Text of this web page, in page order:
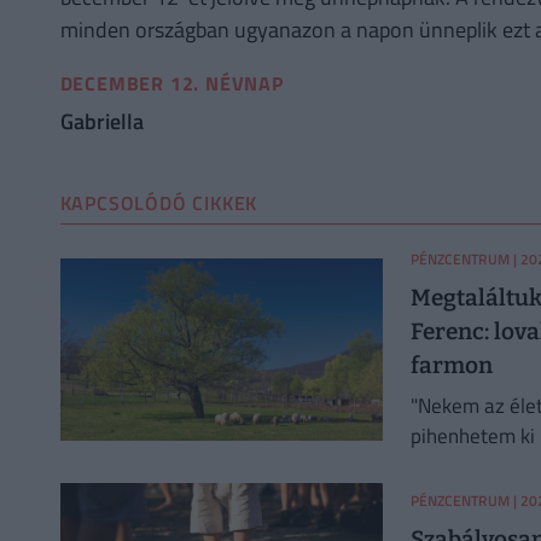
minden országban ugyanazon a napon ünneplik ezt
DECEMBER 12. NÉVNAP
Gabriella
KAPCSOLÓDÓ CIKKEK
PÉNZCENTRUM |
Ferenc:
farmon
"Nekem az
pihenhetem
PÉNZCENTRUM |